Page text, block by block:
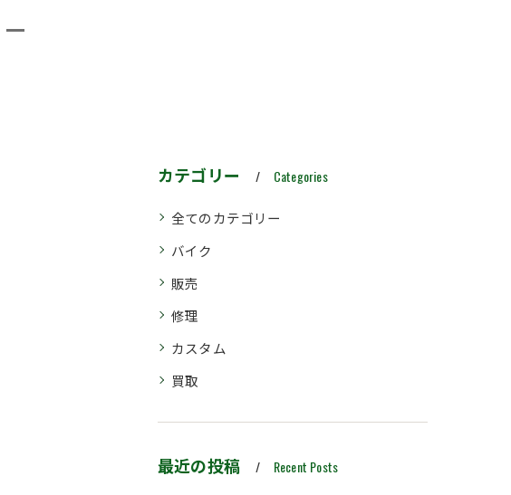
カテゴリー Categories
全てのカテゴリー
バイク
販売
修理
カスタム
買取
最近の投稿 Recent Posts